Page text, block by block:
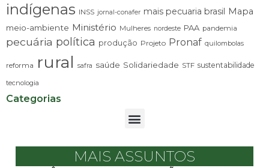
indígenas INSS jornal-conafer mais pecuaria brasil Mapa
meio-ambiente Ministério Mulheres nordeste PAA pandemia
pecuária política produção Projeto Pronaf quilombolas
reforma rural safra saúde Solidariedade STF sustentabilidade
tecnologia
Categorias
MAIS ASSUNTOS